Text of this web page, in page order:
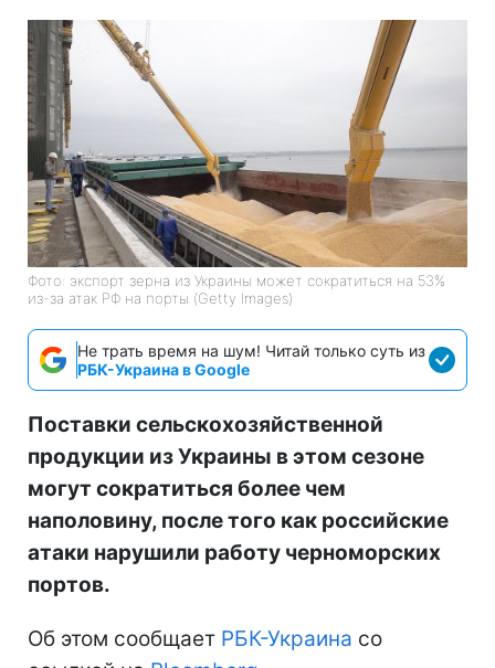
Фото: экспорт зерна из Украины может сократиться на 53%
из-за атак РФ на порты (Getty Images)
Не трать время на шум! Читай только суть из
РБК-Украина в Google
Поставки сельскохозяйственной
продукции из Украины в этом сезоне
могут сократиться более чем
наполовину, после того как российские
атаки нарушили работу черноморских
портов.
Об этом сообщает РБК-Украина со